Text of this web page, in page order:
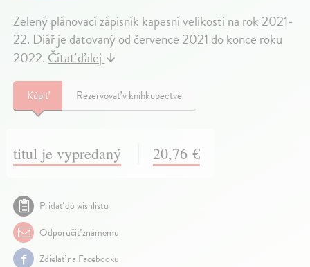
Zelený plánovací zápisník kapesní velikosti na rok 2021-
22. Diář je datovaný od července 2021 do konce roku
2022.Čítať ďalej↓
Kúpiť Rezervovať v kníhkupectve
titul je vypredaný 20,76 €
Pridať do wishlistu
Odporučiť známemu
Zdielať na Facebooku